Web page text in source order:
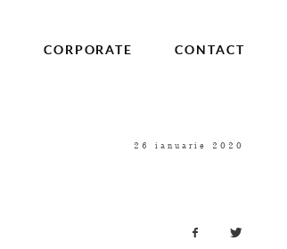
CORPORATE CONTACT
26 ianuarie 2020